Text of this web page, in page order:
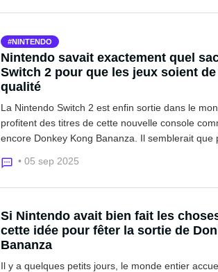
NINTENDO
Nintendo savait exactement quel
Switch 2 pour que les jeux soient
qualité
La Nintendo Switch 2 est enfin sortie dans le
profitent des titres de cette nouvelle console
encore Donkey Kong Bananza. Il semblerait que
• 05 sep 2025
Si Nintendo avait bien fait les
cette idée pour fêter la sortie de
Bananza
Il y a quelques petits jours, le monde entier